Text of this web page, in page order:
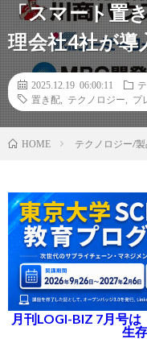
「スマート置
理会社4社が導
2025.12.19 06:00:11
置き配
テクノロジー プ
HOME テクノロジー/製
月刊LOGI-BIZ 7月号
生